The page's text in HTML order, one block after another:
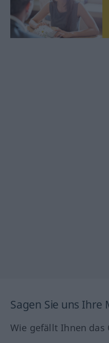
Sagen Sie uns Ihre
Wie gefällt Ihnen das